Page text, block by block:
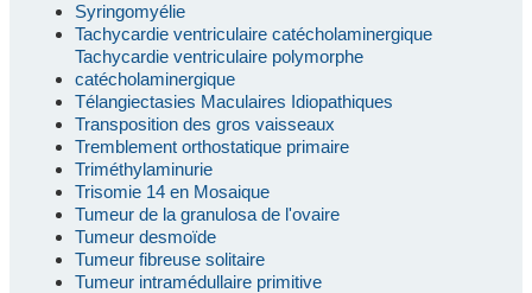
Syringomyélie
Tachycardie ventriculaire catécholaminergique
Tachycardie ventriculaire polymorphe
catécholaminergique
Télangiectasies Maculaires Idiopathiques
Transposition des gros vaisseaux
Tremblement orthostatique primaire
Triméthylaminurie
Trisomie 14 en Mosaique
Tumeur de la granulosa de l'ovaire
Tumeur desmoïde
Tumeur fibreuse solitaire
Tumeur intramédullaire primitive